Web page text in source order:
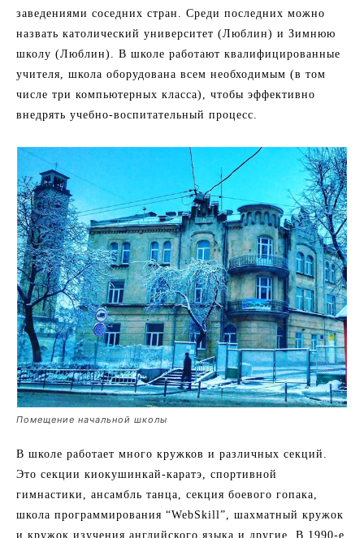
заведениями соседних стран. Среди последних можно
назвать католический университет (Люблин) и Зимнюю
школу (Люблин). В школе работают квалифицированные
учителя, школа оборудована всем необходимым (в том
числе три компьютерных класса), чтобы эффективно
внедрять учебно-воспитательный процесс.
Помещение начальной школы
В школе работает много кружков и различных секций.
Это секции киокушинкай-каратэ, спортивной
гимнастики, ансамбль танца, секция боевого гопака,
школа программирования “WebSkill”, шахматный кружок
и кружок изучения английского языка и другие. В 1990-е